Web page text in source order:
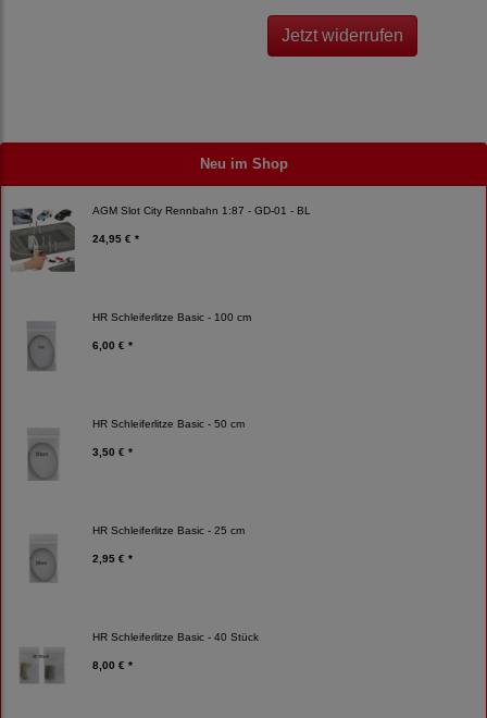
Neu im Shop
AGM Slot City Rennbahn 1:87 - GD-01 - BL
24,95 € *
HR Schleiferlitze Basic - 100 cm
6,00 € *
HR Schleiferlitze Basic - 50 cm
3,50 € *
HR Schleiferlitze Basic - 25 cm
2,95 € *
HR Schleiferlitze Basic - 40 Stück
8,00 € *
Jetzt widerrufen